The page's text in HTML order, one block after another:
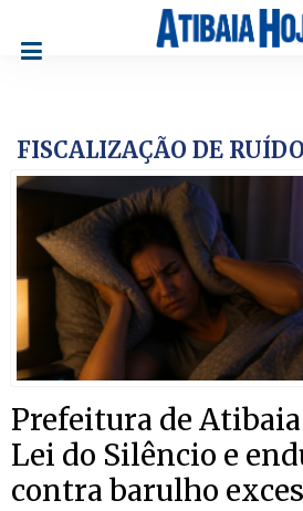
FISCALIZAÇÃO DE
Prefeitura de
Lei do Silêncio e
contra barulho